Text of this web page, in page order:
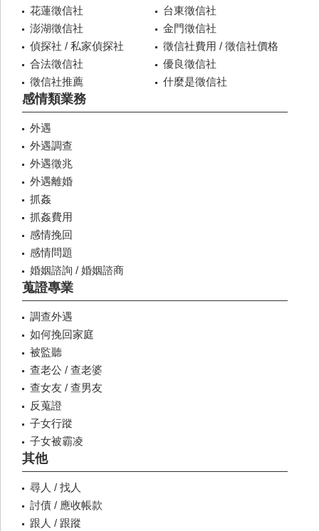
花蓮徵信社
台東徵信社
澎湖徵信社
金門徵信社
偵探社 / 私家偵探社
徵信社費用 / 徵信社價格
合法徵信社
優良徵信社
徵信社推薦
什麼是徵信社
感情類業務
外遇
外遇調查
外遇徵兆
外遇離婚
抓姦
抓姦費用
感情挽回
感情問題
婚姻諮詢 / 婚姻諮商
蒐證專業
調查外遇
如何挽回家庭
被監聽
查老公 / 查老婆
查女友 / 查男友
反蒐證
子女行蹤
子女被霸凌
其他
尋人 / 找人
討債 / 應收帳款
跟人 / 跟蹤